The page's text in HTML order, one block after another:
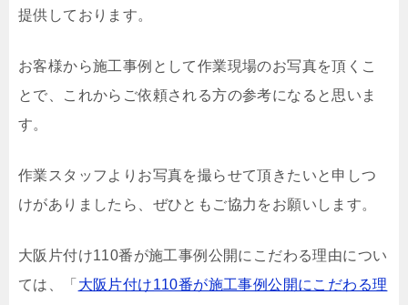
提供しております。
お客様から施工事例として作業現場のお写真を頂くこ
とで、これからご依頼される方の参考になると思いま
す。
作業スタッフよりお写真を撮らせて頂きたいと申しつ
けがありましたら、ぜひともご協力をお願いします。
大阪片付け110番が施工事例公開にこだわる理由につい
ては、「 大阪片付け110番が施工事例公開にこだわる理